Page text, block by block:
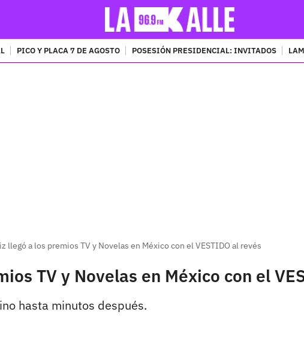
PICO Y PLACA 7 DE AGOSTO POSESIÓN PRESIDENCIAL: INVITADOS
llegó a los premios TV y Novelas en México con el VESTIDO al revés
TV y Novelas en México con el
hasta minutos después.